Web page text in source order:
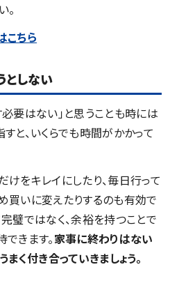
。
こちら
としない
要はない」と思うことも時には
と、いくらでも時間がかかって
をキレイにしたり、毎日行って
買いに変えたりするのも有効で
璧ではなく、余裕を持つことで
きます。家事に終わりはない
く付き合っていきましょう。